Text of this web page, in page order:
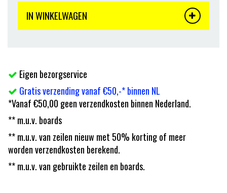
IN WINKELWAGEN
Eigen bezorgservice
Gratis verzending vanaf €50,-* binnen NL
*Vanaf €50,00 geen verzendkosten binnen Nederland.
** m.u.v. boards
** m.u.v. van zeilen nieuw met 50% korting of meer
worden verzendkosten berekend.
** m.u.v. van gebruikte zeilen en boards.